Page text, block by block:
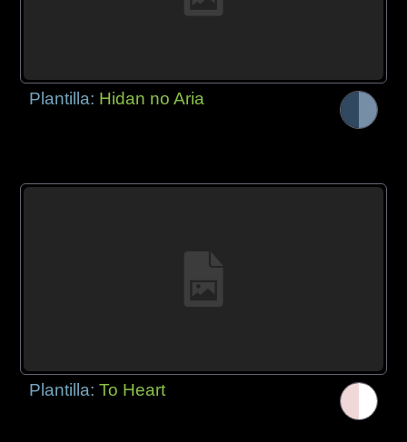
Plantilla: Hidan no Aria
Plantilla:To Heart